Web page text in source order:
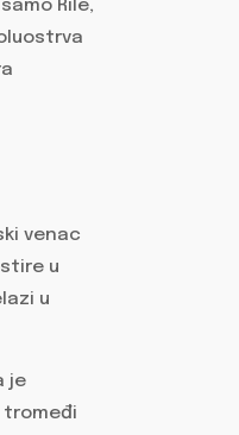
Rile,
venac
u
u
je
tromeđi